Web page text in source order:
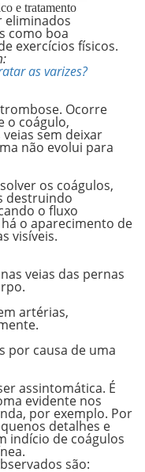
e tratamento
eliminados
como boa
exercícios físicos.
as varizes?
Ocorre
o coágulo,
sem deixar
não evolui para
os coágulos,
destruindo
o fluxo
há o aparecimento de
visíveis.
veias das pernas
artérias,
por causa de uma
assintomática. É
evidente nos
por exemplo. Por
detalhes e
indício de coágulos
são: